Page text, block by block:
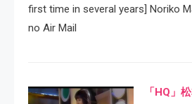
first time in several years] Noriko
no Air Mail
「HQ」